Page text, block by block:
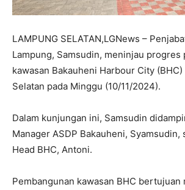
LAMPUNG SELATAN,LGNews –
Lampung, Samsudin, meninjau progres
kawasan Bakauheni Harbour City
Selatan pada Minggu (10/11/2024).
Dalam kunjungan ini, Samsudin
Manager ASDP Bakauheni,
Head BHC, Antoni.
Pembangunan kawasan BHC bertujuan